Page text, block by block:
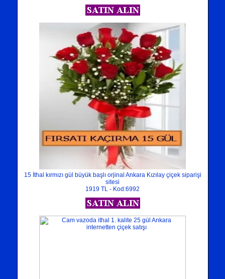
15 İthal kırmızı gül büyük başlı orjinal Ankara Kızılay çiçek siparişi
sitesi
1919 TL - Kod:6992